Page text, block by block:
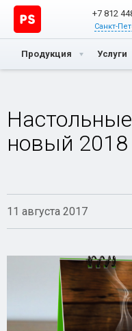
+7 812
Санкт-
Продукция Услуги
новый 2018
11 августа 2017